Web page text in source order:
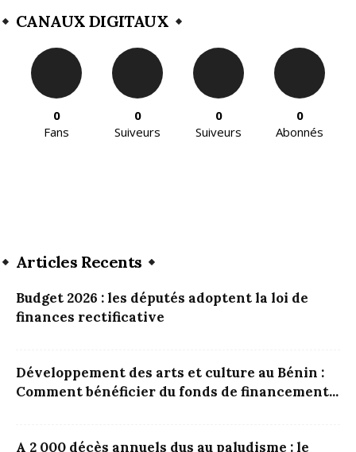
CANAUX DIGITAUX
0
Fans
0
Suiveurs
0
Suiveurs
0
Abonnés
Articles Recents
Budget 2026 : les députés adoptent la loi de
finances rectificative
Développement des arts et culture au Bénin :
Comment bénéficier du fonds de financement...
A 2 000 décès annuels dus au paludisme : le